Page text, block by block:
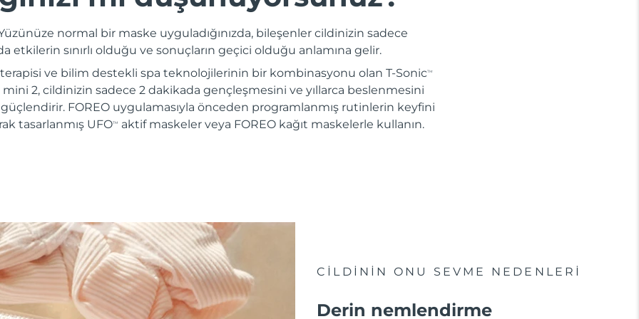
normal bir maske uyguladığınızda, bileşenler cildinizin sadece
etkilerin sınırlı olduğu ve sonuçların geçici olduğu anlamına gelir.
terapisi ve bilim destekli spa teknolojilerinin bir kombinasyonu olan T-SonicTM
mini 2, cildinizin sadece 2 dakikada gençleşmesini ve yıllarca beslenmesini
FOREO uygulamasıyla önceden programlanmış rutinlerin keyfini
tasarlanmış UFOTM aktif maskeler veya FOREO kağıt maskelerle kullanın.
CILDININ ONU SEVME NEDENLERI
Derin nemlendirme